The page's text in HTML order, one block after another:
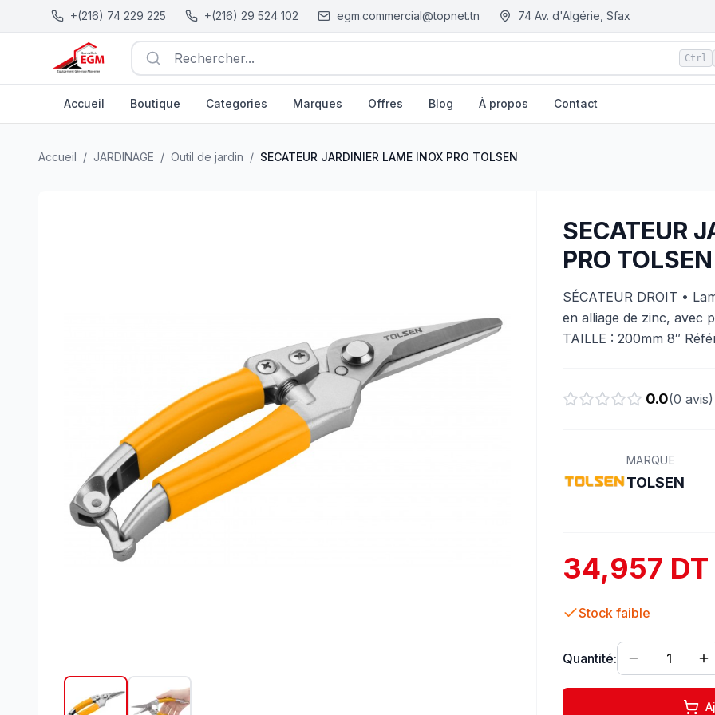
+(216) 74 229 225 +(216) 29 524 102 egm.commercial@topnet.tn 74 Av. d'Algérie, Sfax
Rechercher... Ctrl
Accueil Boutique Categories Marques Offres Blog À propos Contact
Accueil / JARDINAGE / Outil de jardin / SECATEUR JARDINIER LAME INOX PRO TOLSEN
SECATEUR
PRO TOLSEN
SÉCATEUR DROIT •
en alliage de zinc, avec
TAILLE : 200mm 8″
0.0(0 avis)
MARQUE
TOLSEN
34,957 DT
Stock faible
Quantité: 1